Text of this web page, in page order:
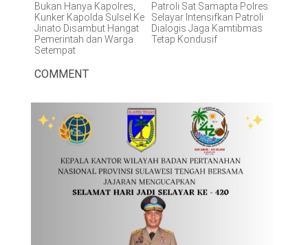
Bukan Hanya Kapolres,
Kunker Kapolda Sulsel Ke
Jinato Disambut Hangat
Pemerintah dan Warga
Setempat
Patroli Sat Samapta Polres
Selayar Intensifkan Patroli
Dialogis Jaga Kamtibmas
Tetap Kondusif
COMMENT